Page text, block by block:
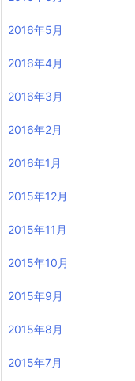
2016年5月
2016年4月
2016年3月
2016年2月
2016年1月
2015年12月
2015年11月
2015年10月
2015年9月
2015年8月
2015年7月